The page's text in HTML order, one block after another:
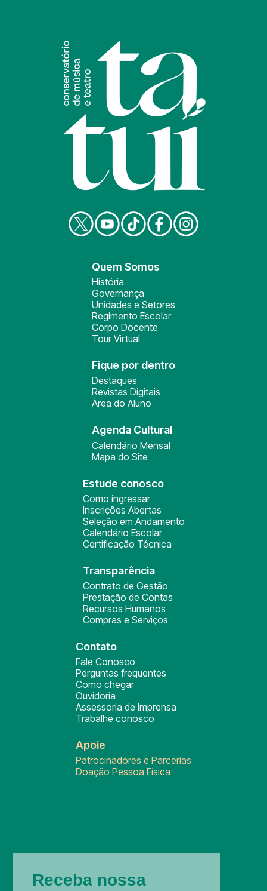
Quem Somos
História
Governança
Unidades e Setores
Regimento Escolar
Corpo Docente
Tour Virtual
Fique por dentro
Destaques
Revistas Digitais
Área do Aluno
Agenda Cultural
Calendário Mensal
Mapa do Site
Estude conosco
Como ingressar
Inscrições Abertas
Seleção em Andamento
Calendário Escolar
Certificação Técnica
Transparência
Contrato de Gestão
Prestação de Contas
Recursos Humanos
Compras e Serviços
Contato
Fale Conosco
Perguntas frequentes
Como chegar
Ouvidoria
Assessoria de Imprensa
Trabalhe conosco
Apoie
Patrocinadores e Parcerias
Doação Pessoa Física